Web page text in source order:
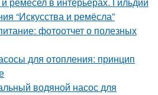
“Искусства и ремёсла”
фотоотчет о полезных
для отопления: принцип
водяной насос для